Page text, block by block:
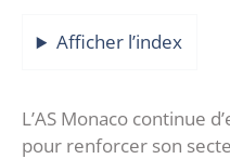
Afficher l’index
L’AS Monaco continue
pour renforcer son